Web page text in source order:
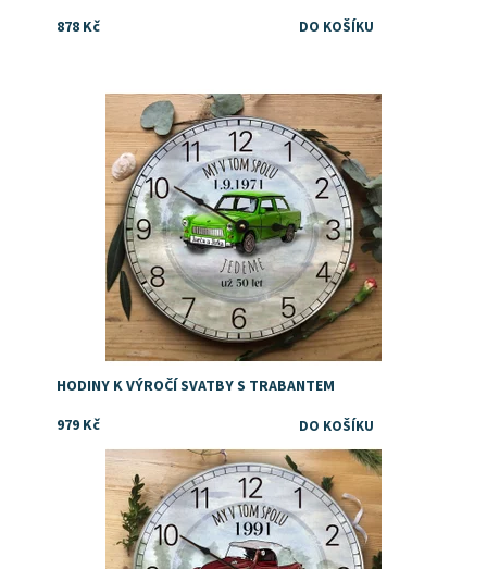
878 Kč
Dárek k výročí svatby
Dostupnost:
Skladem
Značka:
DejDar
HODINY K VÝROČÍ SVATBY S TRABANTEM
979 Kč
Dárek k výročí svatby
Dostupnost:
Skladem
Značka:
DejDar